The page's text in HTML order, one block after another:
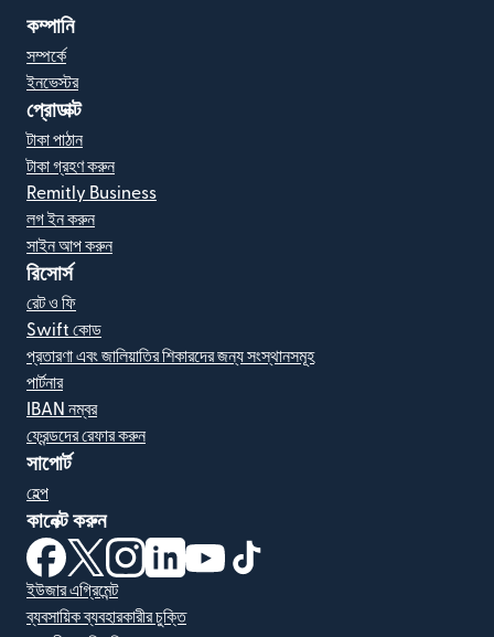
কম্পানি
সম্পর্কে
ইনভেস্টর
প্রোডাক্ট
টাকা পাঠান
টাকা গ্রহণ করুন
Remitly Business
লগ ইন করুন
সাইন আপ করুন
রিসোর্স
রেট ও ফি
Swift কোড
প্রতারণা এবং জালিয়াতির শিকারদের জন্য সংস্থানসমূহ
পার্টনার
IBAN নম্বর
ফ্রেন্ডদের রেফার করুন
সাপোর্ট
হেল্প
কানেক্ট করুন
(নতুন উইন্ডোতে খুলবে)
(নতুন উইন্ডোতে খুলবে)
(নতুন উইন্ডোতে খুলবে)
(নতুন উইন্ডোতে খুলবে)
(নতুন উইন্ডোতে খুলবে)
ইউজার এগ্রিমেন্ট
ব্যবসায়িক ব্যবহারকারীর চুক্তি